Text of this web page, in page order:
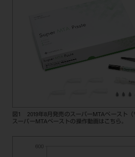
図1 2019年8月発売のスーパーMTAペースト（
スーパーMTAペーストの操作動画はこちら。